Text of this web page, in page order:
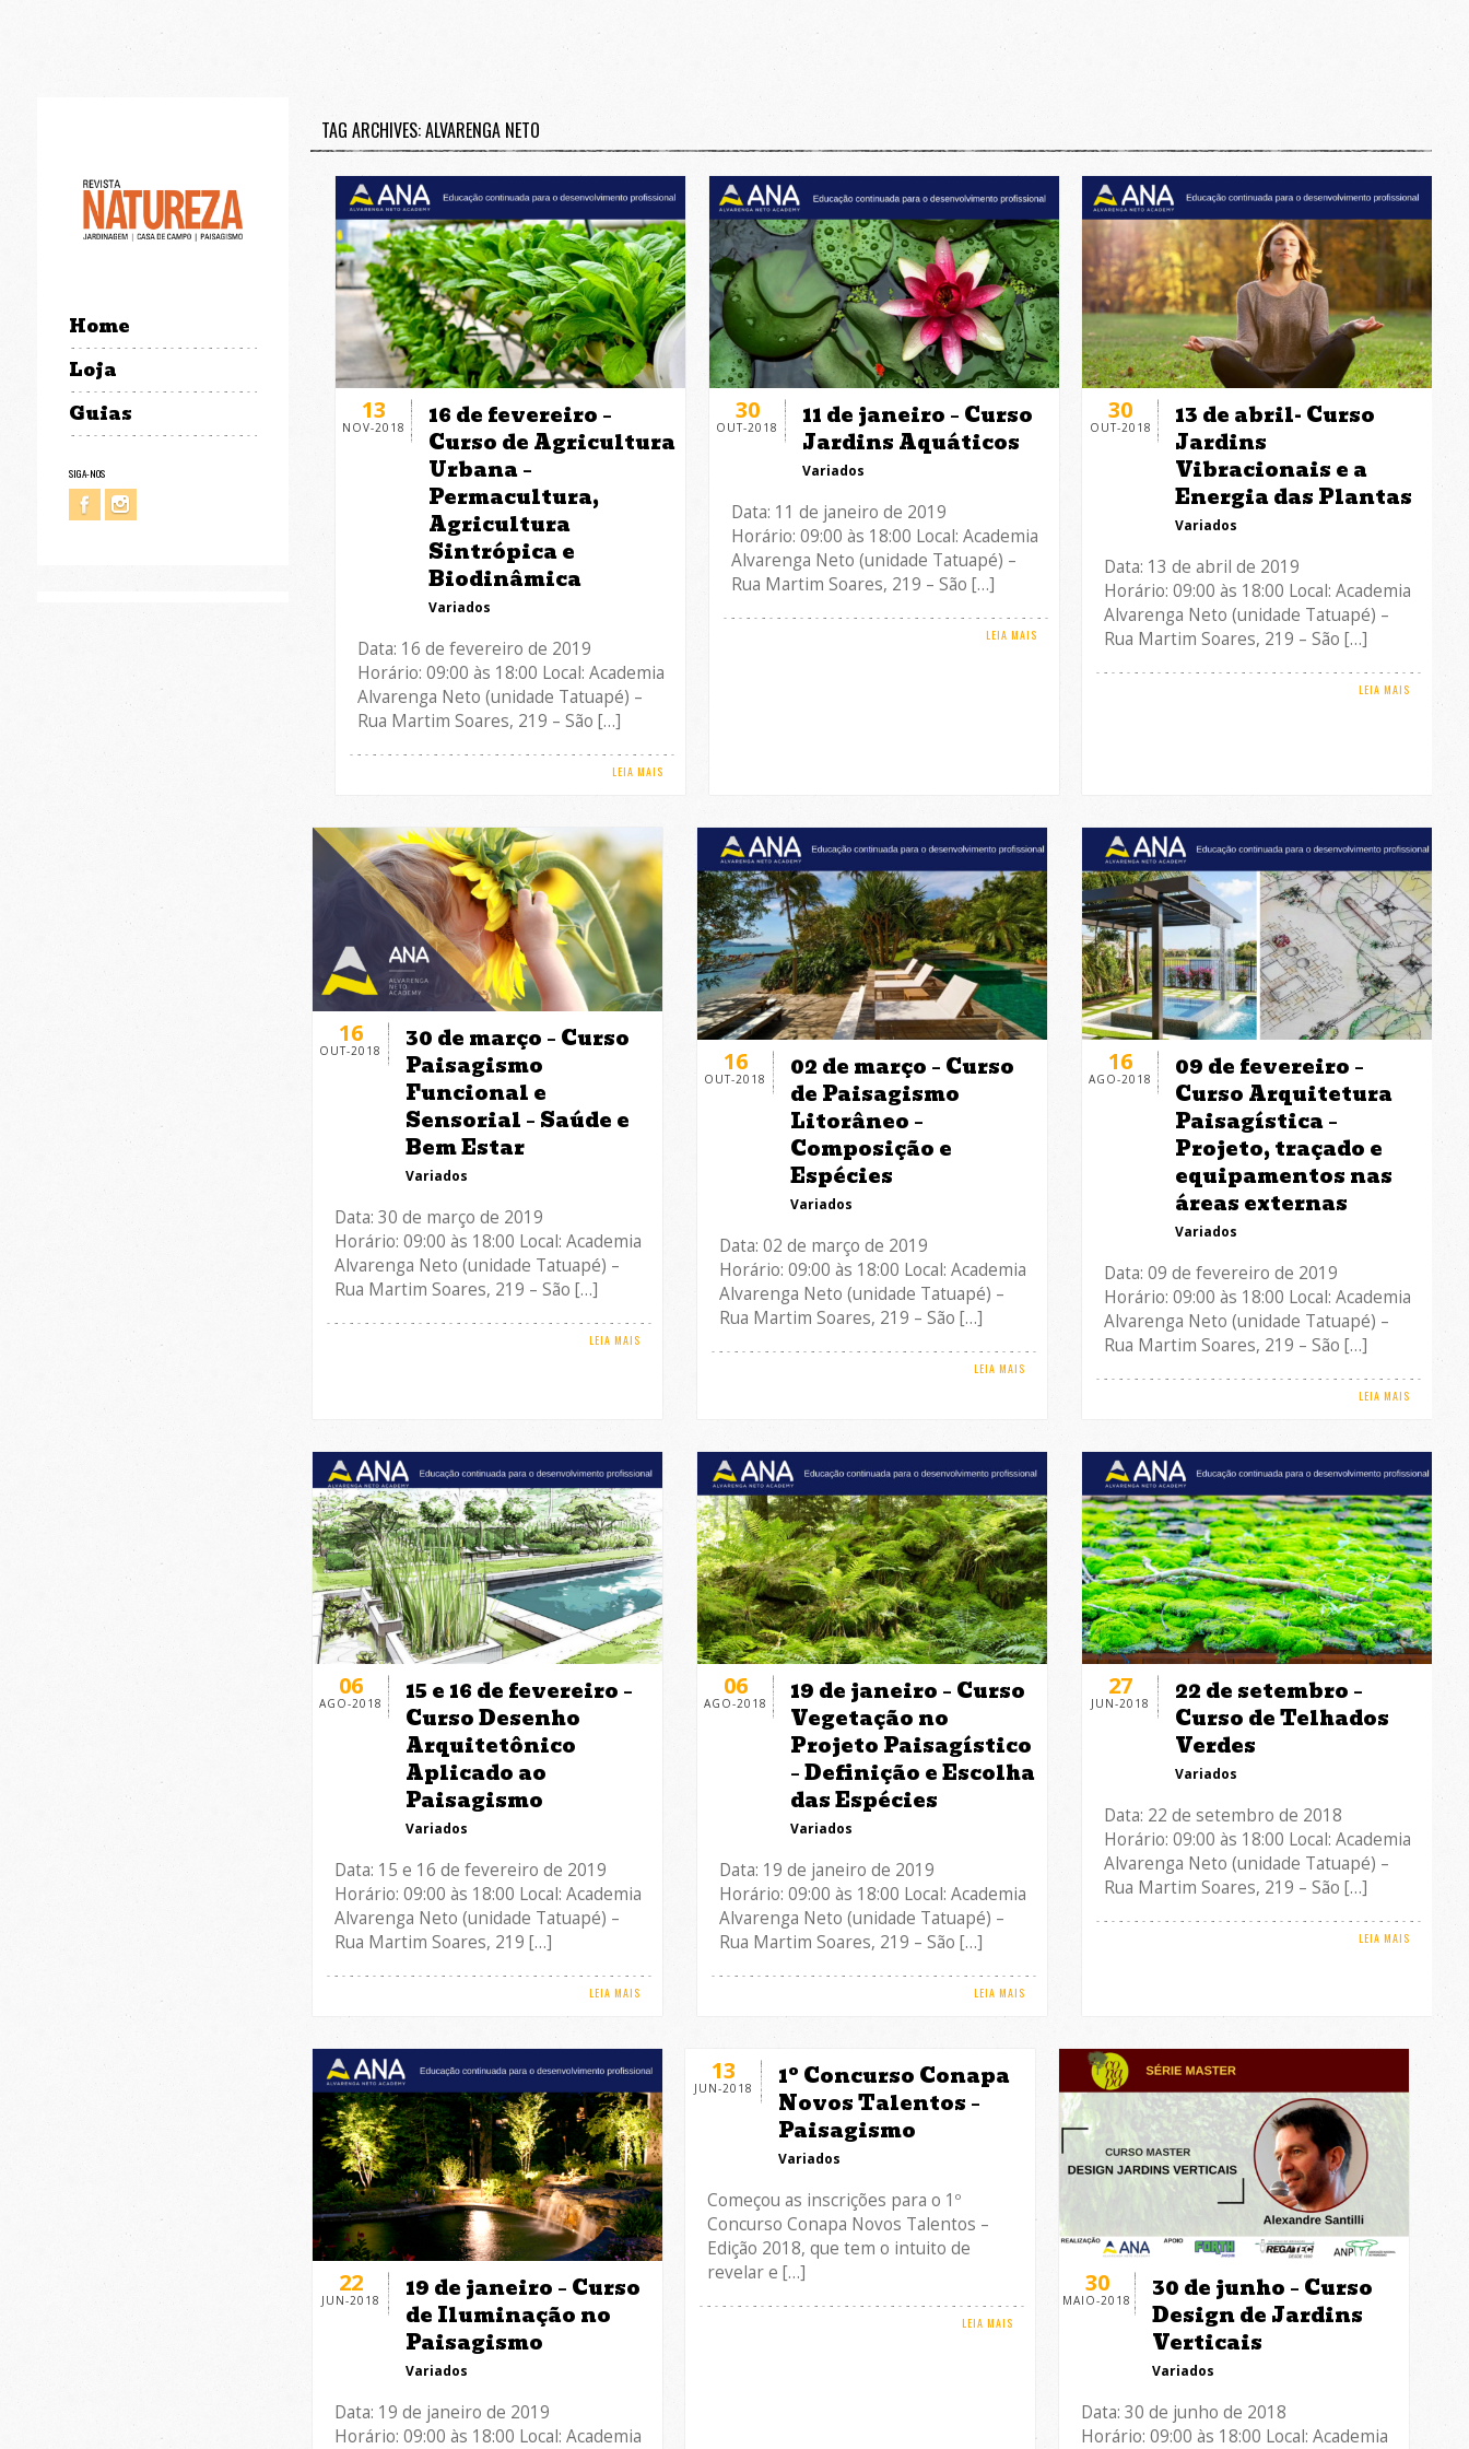
Home
Loja
Guias
SIGA-NOS
TAG ARCHIVES: ALVARENGA NETO
13
NOV-2018
16 de fevereiro –
Curso de Agricultura
Urbana –
Permacultura,
Agricultura
Sintrópica e
Biodinâmica
Variados
Data: 16 de fevereiro de 2019
Horário: 09:00 às 18:00 Local: Academia
Alvarenga Neto (unidade Tatuapé) –
Rua Martim Soares, 219 – São […]
LEIA MAIS
30
OUT-2018
11 de janeiro – Curso
Jardins Aquáticos
Variados
Data: 11 de janeiro de 2019
Horário: 09:00 às 18:00 Local: Academia
Alvarenga Neto (unidade Tatuapé) –
Rua Martim Soares, 219 – São […]
LEIA MAIS
30
OUT-2018
13 de abril- Curso
Jardins
Vibracionais e a
Energia das Plantas
Variados
Data: 13 de abril de 2019
Horário: 09:00 às 18:00 Local: Academia
Alvarenga Neto (unidade Tatuapé) –
Rua Martim Soares, 219 – São […]
LEIA MAIS
16
OUT-2018
30 de março – Curso
Paisagismo
Funcional e
Sensorial – Saúde e
Bem Estar
Variados
Data: 30 de março de 2019
Horário: 09:00 às 18:00 Local: Academia
Alvarenga Neto (unidade Tatuapé) –
Rua Martim Soares, 219 – São […]
LEIA MAIS
16
OUT-2018
02 de março – Curso
de Paisagismo
Litorâneo –
Composição e
Espécies
Variados
Data: 02 de março de 2019
Horário: 09:00 às 18:00 Local: Academia
Alvarenga Neto (unidade Tatuapé) –
Rua Martim Soares, 219 – São […]
LEIA MAIS
16
AGO-2018
09 de fevereiro –
Curso Arquitetura
Paisagística –
Projeto, traçado e
equipamentos nas
áreas externas
Variados
Data: 09 de fevereiro de 2019
Horário: 09:00 às 18:00 Local: Academia
Alvarenga Neto (unidade Tatuapé) –
Rua Martim Soares, 219 – São […]
LEIA MAIS
06
AGO-2018
15 e 16 de fevereiro –
Curso Desenho
Arquitetônico
Aplicado ao
Paisagismo
Variados
Data: 15 e 16 de fevereiro de 2019
Horário: 09:00 às 18:00 Local: Academia
Alvarenga Neto (unidade Tatuapé) –
Rua Martim Soares, 219 […]
LEIA MAIS
06
AGO-2018
19 de janeiro – Curso
Vegetação no
Projeto Paisagístico
– Definição e Escolha
das Espécies
Variados
Data: 19 de janeiro de 2019
Horário: 09:00 às 18:00 Local: Academia
Alvarenga Neto (unidade Tatuapé) –
Rua Martim Soares, 219 – São […]
LEIA MAIS
27
JUN-2018
22 de setembro –
Curso de Telhados
Verdes
Variados
Data: 22 de setembro de 2018
Horário: 09:00 às 18:00 Local: Academia
Alvarenga Neto (unidade Tatuapé) –
Rua Martim Soares, 219 – São […]
LEIA MAIS
22
JUN-2018
19 de janeiro – Curso
de Iluminação no
Paisagismo
Variados
Data: 19 de janeiro de 2019
Horário: 09:00 às 18:00 Local: Academia
13
JUN-2018
1º Concurso Conapa
Novos Talentos –
Paisagismo
Variados
Começou as inscrições para o 1º
Concurso Conapa Novos Talentos –
Edição 2018, que tem o intuito de
revelar e […]
LEIA MAIS
30
MAIO-2018
30 de junho – Curso
Design de Jardins
Verticais
Variados
Data: 30 de junho de 2018
Horário: 09:00 às 18:00 Local: Academia